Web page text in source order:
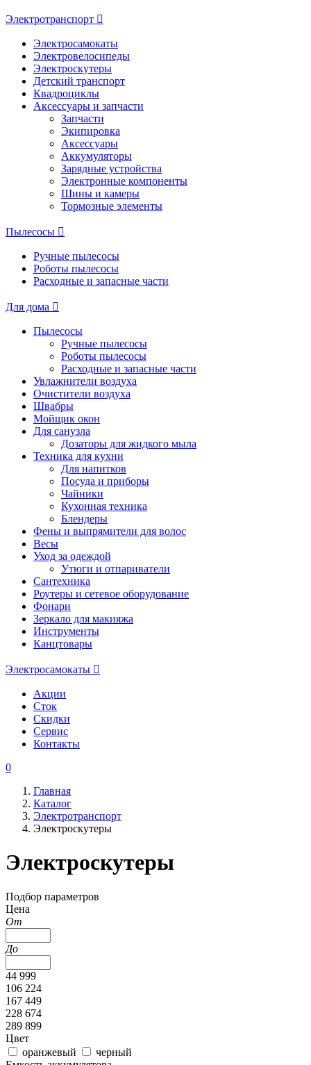
Электротранспорт
Электросамокаты
Электровелосипеды
Электроскутеры
Детский транспорт
Квадроциклы
Аксессуары и запчасти
Запчасти
Экипировка
Аксессуары
Аккумуляторы
Зарядные устройства
Электронные компоненты
Шины и камеры
Тормозные элементы
Пылесосы
Ручные пылесосы
Роботы пылесосы
Расходные и запасные части
Для дома
Пылесосы
Ручные пылесосы
Роботы пылесосы
Расходные и запасные части
Увлажнители воздуха
Очистители воздуха
Швабры
Мойщик окон
Для санузла
Дозаторы для жидкого мыла
Техника для кухни
Для напитков
Посуда и приборы
Чайники
Кухонная техника
Блендеры
Фены и выпрямители для волос
Весы
Уход за одеждой
Утюги и отпариватели
Сантехника
Роутеры и сетевое оборудование
Фонари
Зеркало для макияжа
Инструменты
Канцтовары
Электросамокаты
Акции
Сток
Скидки
Сервис
Контакты
0
Главная
Каталог
Электротранспорт
Электроскутеры
Электроскутеры
Подбор параметров
Цена
От
До
44 999
106 224
167 449
228 674
289 899
Цвет
оранжевый
черный